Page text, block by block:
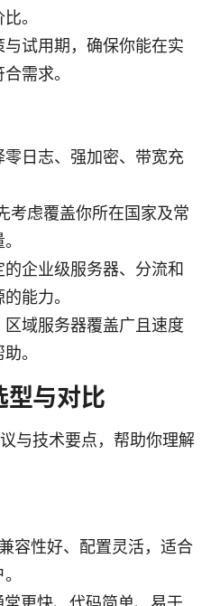
。
试用期，确保你能在实
需求。
日志、强加密、带宽充
考虑覆盖你所在国家及常
企业级服务器、分流和
能力。
域服务器覆盖广且速度
。
型与对比
与技术要点，帮助你理解
容性好、配置灵活，适合